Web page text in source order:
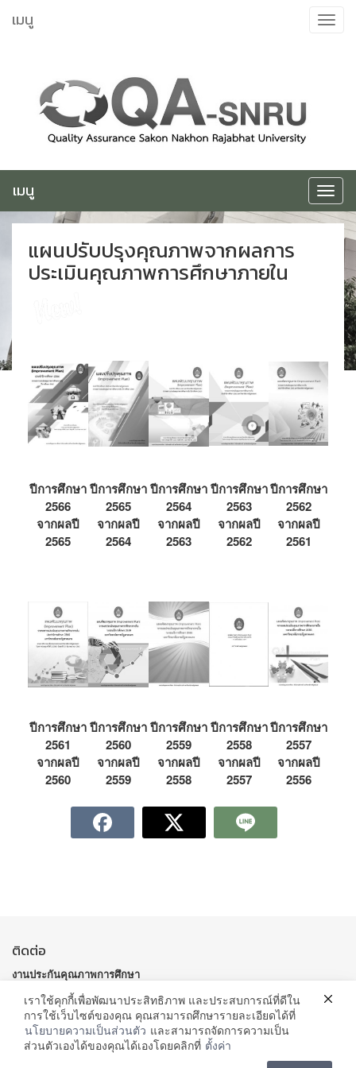
ไป
Toggle
เมนู
Toggle
เมนู
แผนปรับปรุงคุณภาพจากผลการ
ประเมินคุณภาพการศึกษาภายใน
ปีการศึกษา
2566
จากผลปี
2565
ปีการศึกษา
2565
จากผลปี
2564
ปีการศึกษา
2564
จากผลปี
2563
ปีการศึกษา
2563
จากผลปี
2562
ปีการศึกษา
2562
จากผลปี
2561
ปีการศึกษา
2561
จากผลปี
2560
ปีการศึกษา
2560
จากผลปี
2559
ปีการศึกษา
2559
จากผลปี
2558
ปีการศึกษา
2558
จากผลปี
2557
ปีการศึกษา
2557
จากผลปี
2556
ติดต่อ
งานประกันคุณภาพการศึกษา
อาคาร 10 ชั้น 4 มหาวิทยาลัยราชภัฏสกลนคร
เลขที่ 680 ถ.นิตโย ต.ธาตุเชิงชุม อ.เมืองสกลนคร จ.สกลนคร 47000
โทรศัพท์:0 4297 0021, 0 4297 0094 ต่อหมายเลขโทรศัพท์ ภายใน :
178
E – Mail :qasnru@snru.ac.th
เราใช้คุกกี้เพื่อพัฒนาประสิทธิภาพ และประสบการณ์ที่ดีใน
การใช้เว็บไซต์ของคุณ คุณสามารถศึกษารายละเอียดได้ที่
นโยบายความเป็นส่วนตัว และสามารถจัดการความเป็น
ส่วนตัวเองได้ของคุณได้เองโดยคลิกที่ ตั้งค่า